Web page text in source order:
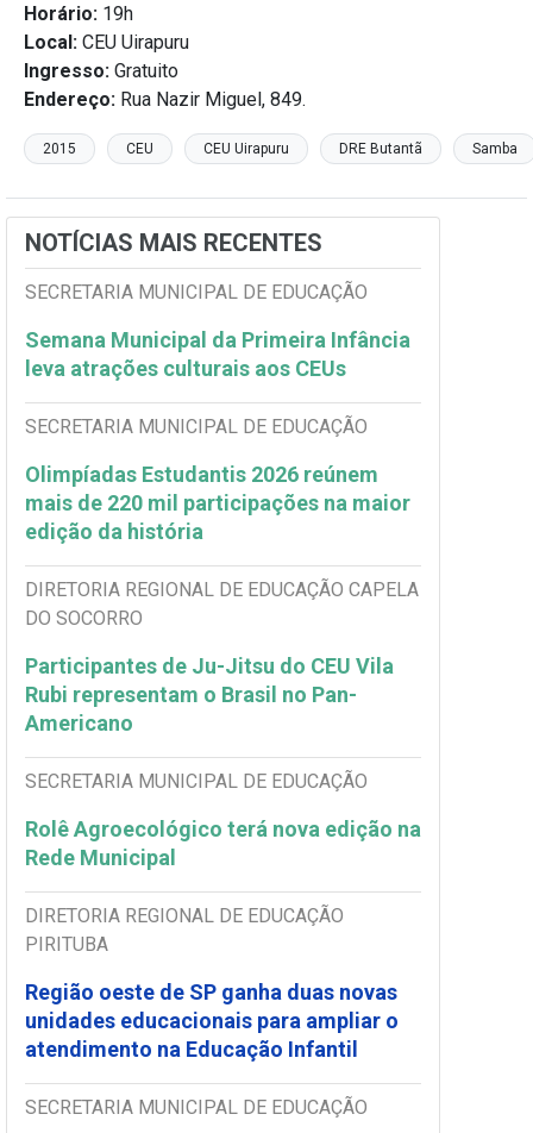
Horário: 19h
Local: CEU Uirapuru
Ingresso: Gratuito
Endereço: Rua Nazir Miguel, 849.
2015 CEU CEU Uirapuru DRE Butantã Samba
NOTÍCIAS MAIS RECENTES
SECRETARIA MUNICIPAL DE EDUCAÇÃO
Semana Municipal da Primeira Infância
leva atrações culturais aos CEUs
SECRETARIA MUNICIPAL DE EDUCAÇÃO
Olimpíadas Estudantis 2026 reúnem
mais de 220 mil participações na maior
edição da história
DIRETORIA REGIONAL DE EDUCAÇÃO CAPELA
DO SOCORRO
Participantes de Ju-Jitsu do CEU Vila
Rubi representam o Brasil no Pan-
Americano
SECRETARIA MUNICIPAL DE EDUCAÇÃO
Rolê Agroecológico terá nova edição na
Rede Municipal
DIRETORIA REGIONAL DE EDUCAÇÃO
PIRITUBA
Região oeste de SP ganha duas novas
unidades educacionais para ampliar o
atendimento na Educação Infantil
SECRETARIA MUNICIPAL DE EDUCAÇÃO